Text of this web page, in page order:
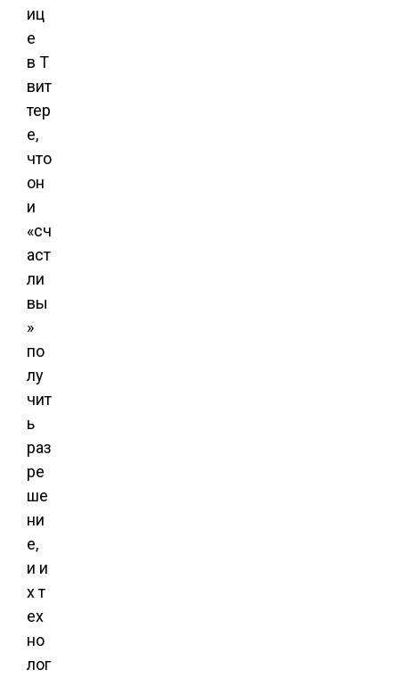
иц
е
в Т
вит
тер
е,
что
он
и
«сч
аст
ли
вы
»
по
лу
чит
ь
раз
ре
ше
ни
е,
и и
х т
ех
но
лог